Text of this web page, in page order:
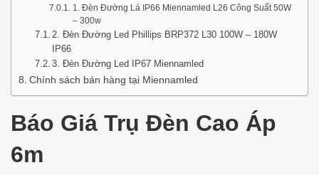
1. Đèn Đường Lá IP66 Miennamled L26 Công Suất 50W
– 300w
2. Đèn Đường Led Phillips BRP372 L30 100W – 180W
IP66
3. Đèn Đường Led IP67 Miennamled
Chính sách bán hàng tại Miennamled
Báo Giá Trụ Đèn Cao Áp
6m